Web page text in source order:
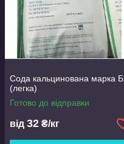
Сода кальцинована марка Б
(легка)
Готово до відправки
від 32 ₴/кг